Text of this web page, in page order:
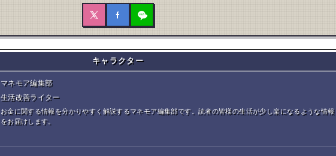
キャラクター
マネモア編集部
生活改善ライター
お金に関する情報を分かりやすく解説するマネモア編集部です。読者の皆様の生活が少し楽になるような情報
をお届けします。